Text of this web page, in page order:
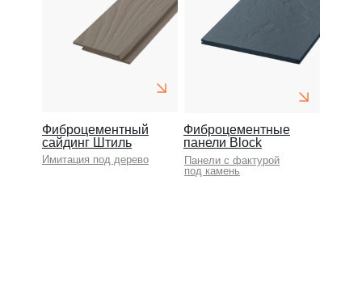
Фиброцементные
панели Block
Панели с фактурой
под камень
Имитация под дерево
Фиброцементный
сайдинг Штиль